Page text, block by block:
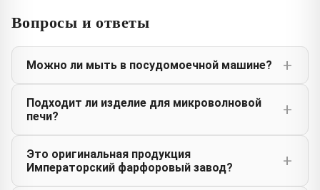
Вопросы и ответы
Можно ли мыть в посудомоечной машине?
Подходит ли изделие для микроволновой
печи?
Это оригинальная продукция
Императорский фарфоровый завод?